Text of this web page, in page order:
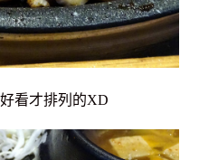
看才排列的XD